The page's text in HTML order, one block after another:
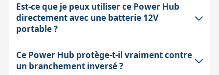
Est-ce que je peux utiliser ce Power Hub
directement avec une batterie 12V
portable ?
Oui, le Power Hub est conçu pour fonctionner avec une
source 12V comme une batterie portable. Il offre une
Ce Power Hub protège-t-il vraiment contre
un branchement inversé ?